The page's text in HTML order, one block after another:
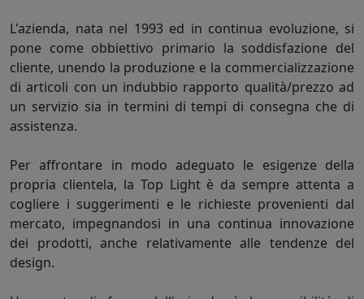
L'azienda, nata nel 1993 ed in continua evoluzione, si
pone come obbiettivo primario la soddisfazione del
cliente, unendo la produzione e la commercializzazione
di articoli con un indubbio rapporto qualità/prezzo ad
un servizio sia in termini di tempi di consegna che di
assistenza.
Per affrontare in modo adeguato le esigenze della
propria clientela, la Top Light è da sempre attenta a
cogliere i suggerimenti e le richieste provenienti dal
mercato, impegnandosi in una continua innovazione
dei prodotti, anche relativamente alle tendenze del
design.